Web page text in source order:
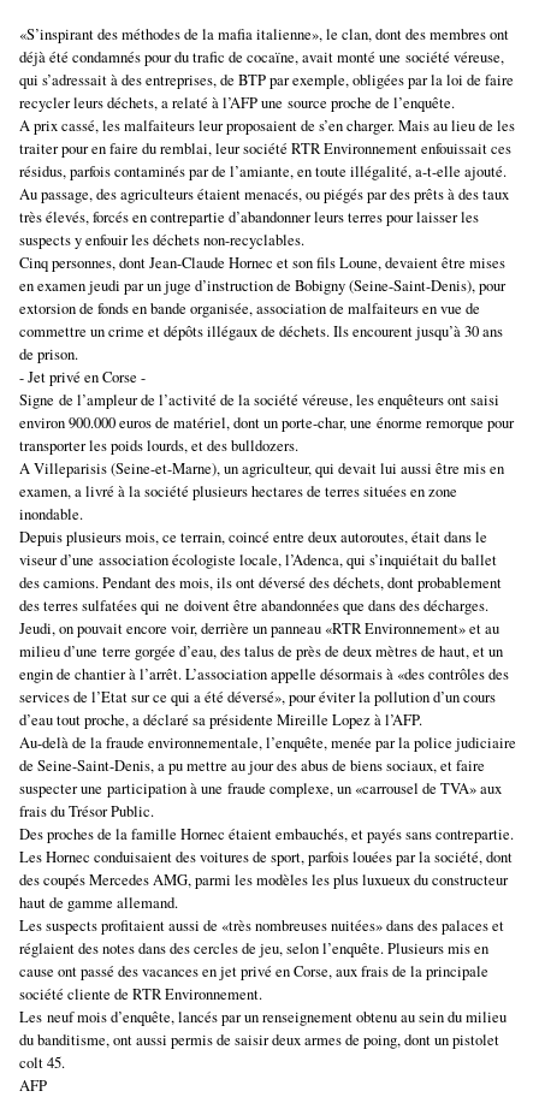
«S’inspirant des méthodes de la mafia italienne», le clan, dont des membres ont
déjà été condamnés pour du trafic de cocaïne, avait monté une société véreuse,
qui s’adressait à des entreprises, de BTP par exemple, obligées par la loi de faire
recycler leurs déchets, a relaté à l’AFP une source proche de l’enquête.
A prix cassé, les malfaiteurs leur proposaient de s’en charger. Mais au lieu de les
traiter pour en faire du remblai, leur société RTR Environnement enfouissait ces
résidus, parfois contaminés par de l’amiante, en toute illégalité, a-t-elle ajouté.
Au passage, des agriculteurs étaient menacés, ou piégés par des prêts à des taux
très élevés, forcés en contrepartie d’abandonner leurs terres pour laisser les
suspects y enfouir les déchets non-recyclables.
Cinq personnes, dont Jean-Claude Hornec et son fils Loune, devaient être mises
en examen jeudi par un juge d’instruction de Bobigny (Seine-Saint-Denis), pour
extorsion de fonds en bande organisée, association de malfaiteurs en vue de
commettre un crime et dépôts illégaux de déchets. Ils encourent jusqu’à 30 ans
de prison.
- Jet privé en Corse -
Signe de l’ampleur de l’activité de la société véreuse, les enquêteurs ont saisi
environ 900.000 euros de matériel, dont un porte-char, une énorme remorque pour
transporter les poids lourds, et des bulldozers.
A Villeparisis (Seine-et-Marne), un agriculteur, qui devait lui aussi être mis en
examen, a livré à la société plusieurs hectares de terres situées en zone
inondable.
Depuis plusieurs mois, ce terrain, coincé entre deux autoroutes, était dans le
viseur d’une association écologiste locale, l’Adenca, qui s’inquiétait du ballet
des camions. Pendant des mois, ils ont déversé des déchets, dont probablement
des terres sulfatées qui ne doivent être abandonnées que dans des décharges.
Jeudi, on pouvait encore voir, derrière un panneau «RTR Environnement» et au
milieu d’une terre gorgée d’eau, des talus de près de deux mètres de haut, et un
engin de chantier à l’arrêt. L’association appelle désormais à «des contrôles des
services de l’Etat sur ce qui a été déversé», pour éviter la pollution d’un cours
d’eau tout proche, a déclaré sa présidente Mireille Lopez à l’AFP.
Au-delà de la fraude environnementale, l’enquête, menée par la police judiciaire
de Seine-Saint-Denis, a pu mettre au jour des abus de biens sociaux, et faire
suspecter une participation à une fraude complexe, un «carrousel de TVA» aux
frais du Trésor Public.
Des proches de la famille Hornec étaient embauchés, et payés sans contrepartie.
Les Hornec conduisaient des voitures de sport, parfois louées par la société, dont
des coupés Mercedes AMG, parmi les modèles les plus luxueux du constructeur
haut de gamme allemand.
Les suspects profitaient aussi de «très nombreuses nuitées» dans des palaces et
réglaient des notes dans des cercles de jeu, selon l’enquête. Plusieurs mis en
cause ont passé des vacances en jet privé en Corse, aux frais de la principale
société cliente de RTR Environnement.
Les neuf mois d’enquête, lancés par un renseignement obtenu au sein du milieu
du banditisme, ont aussi permis de saisir deux armes de poing, dont un pistolet
colt 45.
AFP